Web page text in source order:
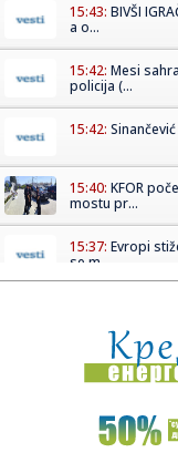
15:43: BIVŠI
a o...
15:42: Mesi
policija (...
15:42:
15:40: KFOR
mostu pr...
15:37: Evropi
se m...
15:34:Rat sa
slabijom odb...
15:31:Bizarno: